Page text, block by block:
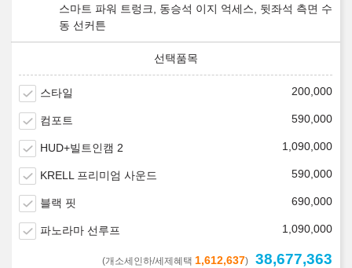
스마트 파워 트렁크, 동승석 이지 억세스, 뒷좌석 측면 수
동 선커튼
스타일 200,000
컴포트 590,000
HUD+빌트인캠 2 1,090,000
KRELL 프리미엄 사운드 590,000
블랙 핏 690,000
파노라마 선루프 1,090,000
(개소세인하/세제혜택 1,612,637) 38,677,363